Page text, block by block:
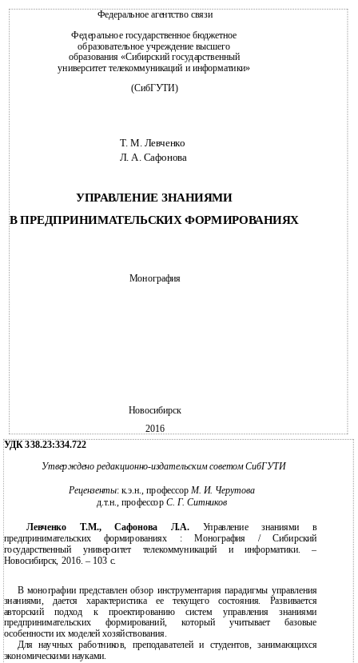
Федеральное агентство связи
Федеральное государственное бюджетное
образовательное учреждение высшего
образования «Сибирский государственный
университет телекоммуникаций и информатики»
(СибГУТИ)
Т. М. Левченко
Л. А. Сафонова
УПРАВЛЕНИЕ ЗНАНИЯМИ
В ПРЕДПРИНИМАТЕЛЬСКИХ ФОРМИРОВАНИЯХ
Монография
Новосибирск
2016
УДК 338.23:334.722
Утверждено редакционно-издательским советом СибГУТИ
Рецензенты: к.э.н., профессор М. И. Черутова
д.т.н., профессор С. Г. Ситников
Левченко Т.М., Сафонова Л.А. Управление знаниями в
предпринимательских формированиях : Монография / Сибирский
государственный университет телекоммуникаций и информатики. –
Новосибирск, 2016. – 103 с.
В монографии представлен обзор инструментария парадигмы управления
знаниями, дается характеристика ее текущего состояния. Развивается
авторский подход к проектированию систем управления знаниями
предпринимательских формирований, который учитывает базовые
особенности их моделей хозяйствования.
Для научных работников, преподавателей и студентов, занимающихся
экономическими науками.